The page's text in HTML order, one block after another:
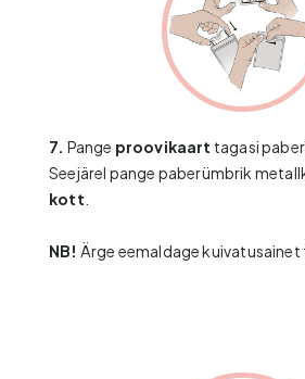
7. Pange proovikaart tagasi
Seejärel pange paberümbrik
kott
NB! Ärge eemaldage